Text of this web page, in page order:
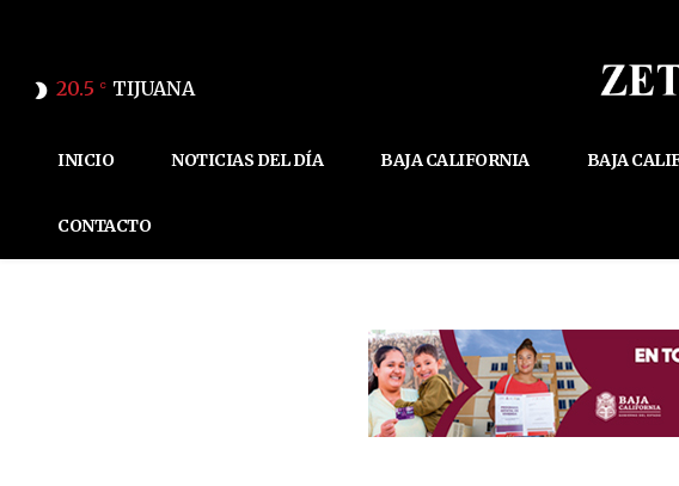
20.5 C TIJUANA
INICIO NOTICIAS DEL DÍA BAJA CALIFORNIA BAJA
CONTACTO